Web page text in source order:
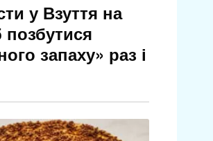
у Взуття на
запаху» раз і